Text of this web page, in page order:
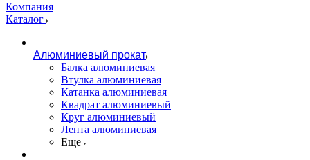
Компания
Каталог
Алюминиевый прокат
Балка алюминиевая
Втулка алюминиевая
Катанка алюминиевая
Квадрат алюминиевый
Круг алюминиевый
Лента алюминиевая
Еще